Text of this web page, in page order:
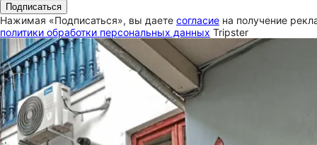
Подписаться
Нажимая «Подписаться», вы даете согласие на получение
политики обработки персональных данных Tripster